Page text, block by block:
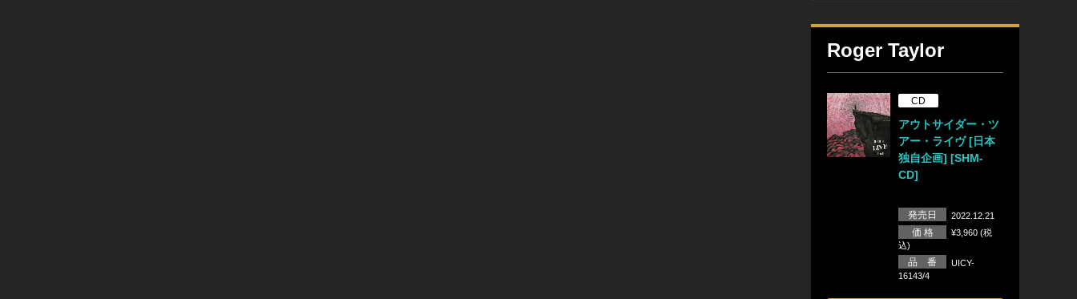
Roger Taylor
CD
アウトサイダー・ツ
アー・ライヴ [日本
独自企画] [SHM-
CD]
発売日 2022.12.21
価 格
¥3,960 (税
込)
品 番
UICY-
16143/4